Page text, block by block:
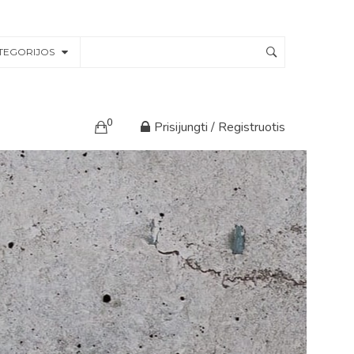
0 Prisijungti / Registruotis